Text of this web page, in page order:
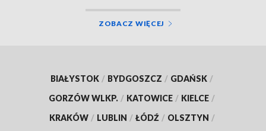
ZOBACZ WIĘCEJ
BIAŁYSTOK / BYDGOSZCZ / GDAŃSK /
GORZÓW WLKP. / KATOWICE / KIELCE /
KRAKÓW / LUBLIN / ŁÓDŹ / OLSZTYN /